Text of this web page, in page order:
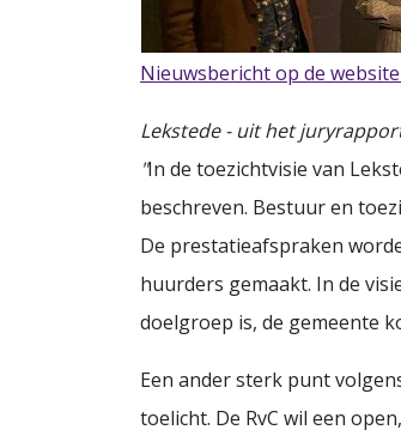
Nieuwsbericht op de
Lekstede - uit het
"In de toezichtvisie van
beschreven. Bestuur en
De prestatieafspraken
huurders gemaakt. In de
doelgroep is, de gemeente
Een ander sterk punt
toelicht. De RvC wil een